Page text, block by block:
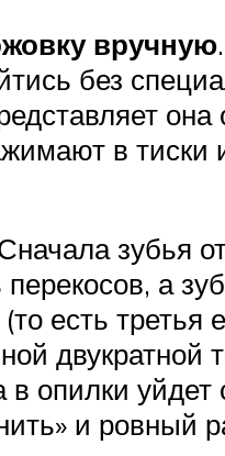
вручную
без
в тиски
зубья
а
есть
двукратной
в опилки
и ровный